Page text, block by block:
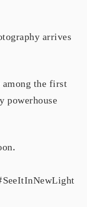
arrives
among the first
powerhouse